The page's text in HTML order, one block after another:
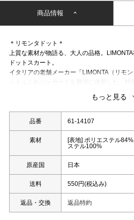
商品情報
＊リモンタドット＊
上質な素材が物語る、大人の品格。
ドットスカート。
イタリアの老舗メーカー「LIMONTA（リモ
いつものドット柄をドラマティックに昇華さ
洗濯：手洗い可能(繊細な商品のため、必ず
※照明の関係により、実際よりも色味が違っ
また、パソコンやスマートフォンなどの環境
予めご了承ください。
もっと見る
品番 61-14107
素材
[表地] ポリエステル
ステル100%
原産国 日本
送料 550円(税込み)
返品・交換 返品特約